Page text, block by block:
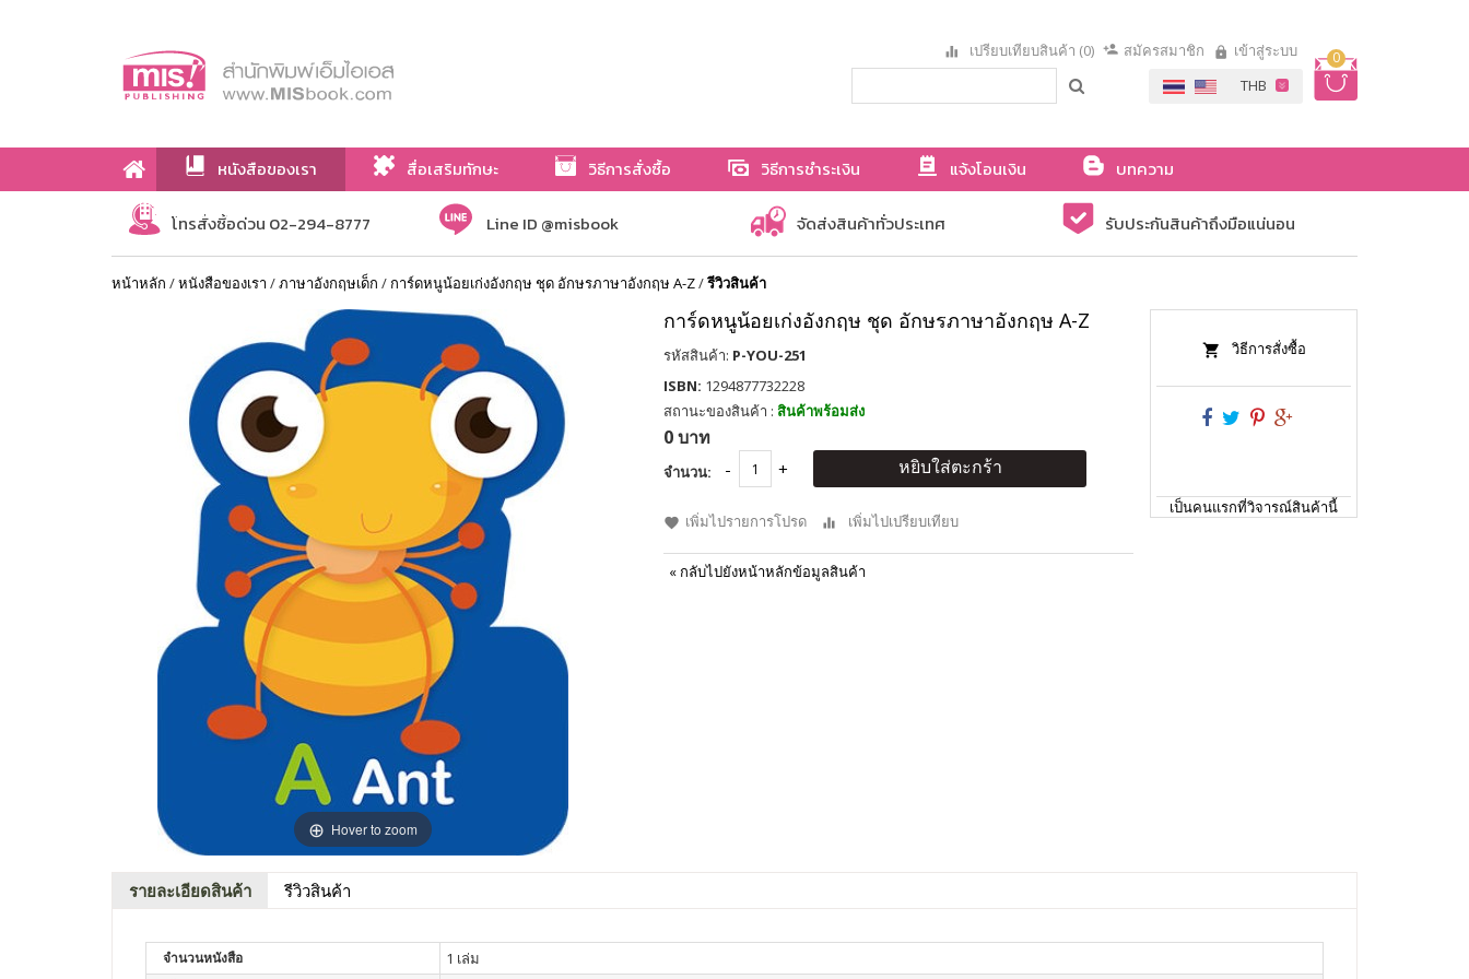
0
เปรียบเทียบสินค้า (0) สมัครสมาชิก เข้าสู่ระบบ
หนังสือของเรา สื่อเสริมทักษะ วิธีการสั่งซื้อ วิธีการชำระเงิน แจ้งโอนเงิน
บทความ
เกี่ยวกับเรา
โทรสั่งซื้อด่วน 02-294-8777 Line ID @misbook จัดส่งสินค้าทั่วประเทศ รับประกันสินค้าถึงมือแน่นอน
หน้าหลัก /หนังสือของเรา /ภาษาอังกฤษเด็ก / การ์ดหนูน้อยเก่งอังกฤษ ชุด อักษรภาษาอังกฤษ A-Z/รีวิวสินค้า
Hover to zoom
การ์ดหนูน้อยเก่งอังกฤษ ชุด อักษรภาษาอังกฤษ A-Z
รหัสสินค้า: P-YOU-251
ISBN: 1294877732228
สถานะของสินค้า : สินค้าพร้อมส่ง
0 บาท
จำนวน: หยิบใส่ตะกร้า
เพิ่มไปรายการโปรด เพิ่มไปเปรียบเทียบ
« กลับไปยังหน้าหลักข้อมูลสินค้า
วิธีการสั่งซื้อ
เป็นคนแรกที่วิจารณ์สินค้านี้
รายละเอียดสินค้า รีวิวสินค้า
จำนวนหนังสือ 1 เล่ม